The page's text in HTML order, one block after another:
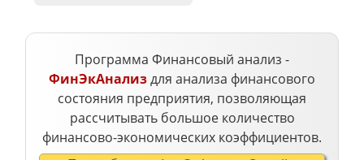
Программа Финансовый анализ -
ФинЭкАнализдля анализа финансового
состояния предприятия, позволяющая
рассчитывать большое количество
финансово-экономических коэффициентов.